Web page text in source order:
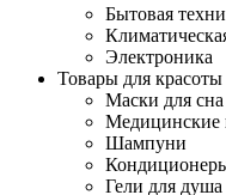
Бытовая
Электроника
Товары для красоты
Маски для сна
Медицинские
Шампуни
Гели для душа